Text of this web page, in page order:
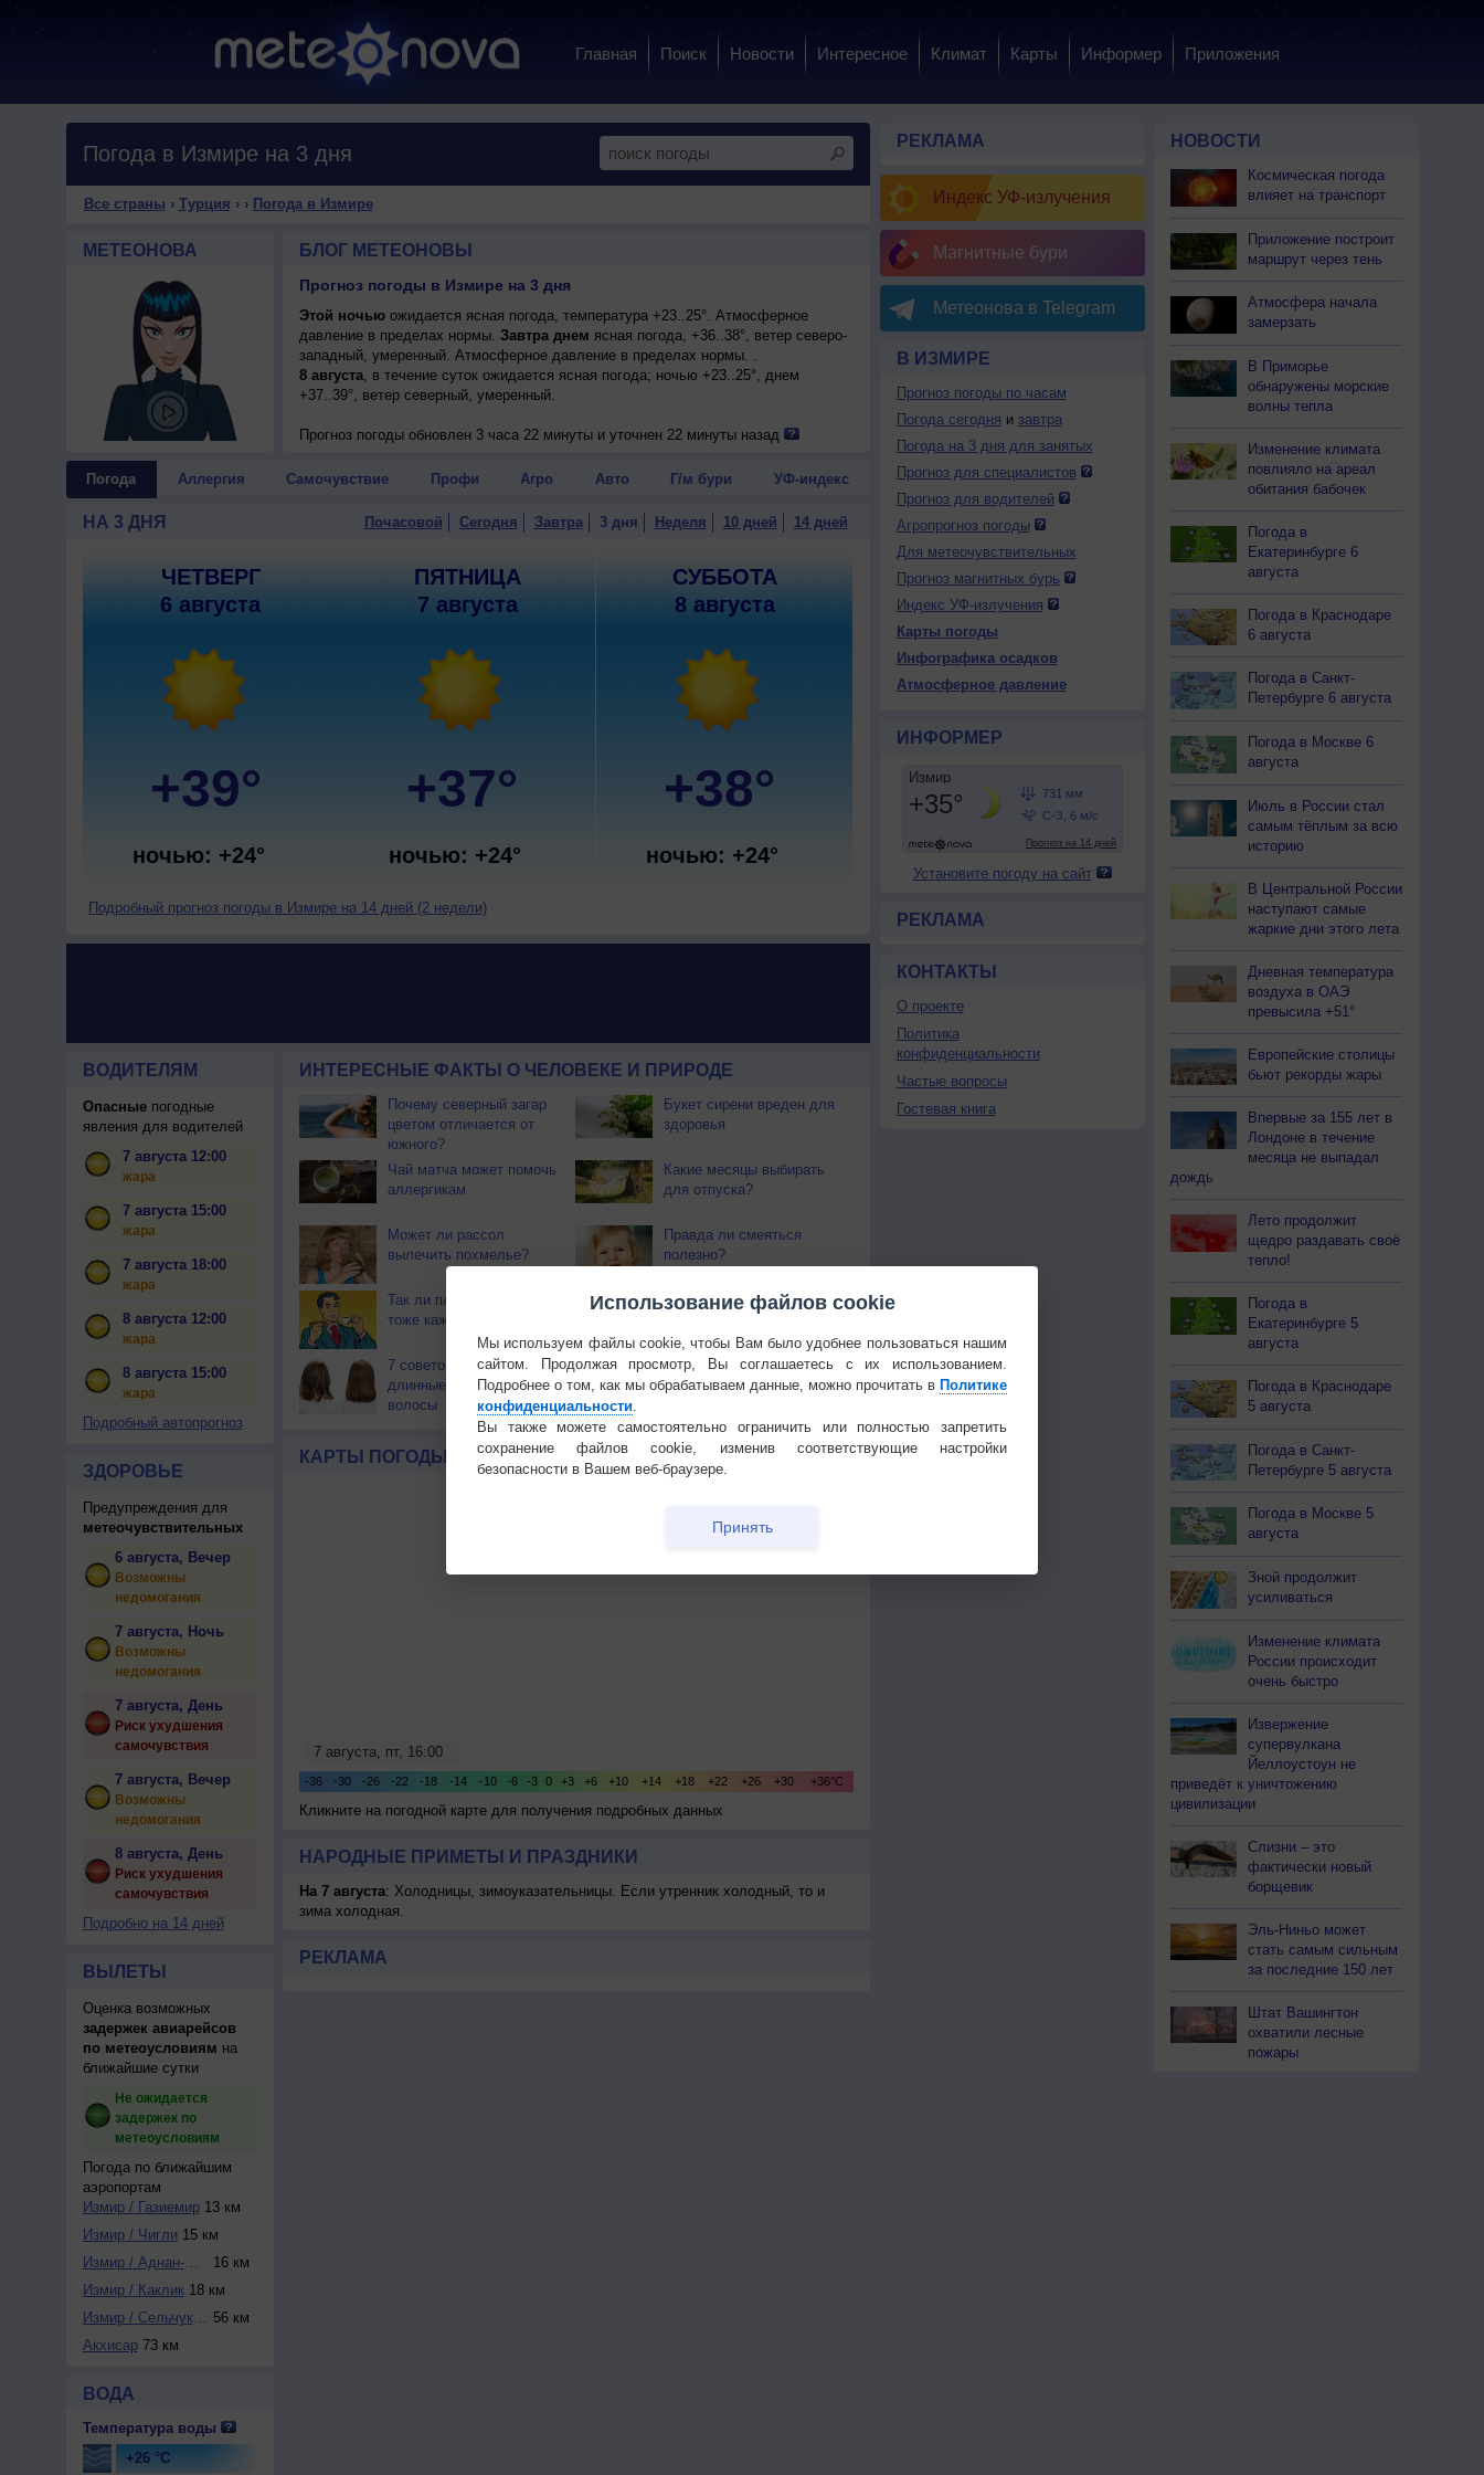
Главная Поиск Новости Интересное Климат Карты Информер Приложения
Погода в Измире на 3 дня
Все страны › Турция › › Погода в Измире
МЕТЕОНОВА БЛОГ МЕТЕОНОВЫ
Прогноз погоды в Измире на 3 дня
Этой ночьюожидается ясная погода, температура +23..25°. Атмосферное
давление в пределах нормы. Завтра днем ясная погода, +36..38°, ветер северо-
западный, умеренный. Атмосферное давление в пределах нормы. .
8 августа, в течение суток ожидается ясная погода; ночью +23..25°, днем
+37..39°, ветер северный, умеренный.
Прогноз погоды обновлен 3 часа 22 минуты и уточнен 22 минуты назад
Погода Аллергия Самочувствие Профи Агро Авто Г/м бури УФ-индекс
НА 3 ДНЯ Почасовой Сегодня Завтра 3 дня Неделя 10 дней 14 дней
ЧЕТВЕРГ
6 августа
+39°
ночью: +24°
ПЯТНИЦА
7 августа
+37°
ночью: +24°
СУББОТА
8 августа
+38°
ночью: +24°
Подробный прогноз погоды в Измире на 14 дней (2 недели)
ВОДИТЕЛЯМ
Опасныепогодные
явления для водителей
7 августа 12:00
жара
7 августа 15:00
жара
7 августа 18:00
жара
8 августа 12:00
жара
8 августа 15:00
жара
Подробный автопрогноз
ЗДОРОВЬЕ
Предупреждения для
метеочувствительных
6 августа, Вечер
Возможны
недомогания
7 августа, Ночь
Возможны
недомогания
7 августа, День
Риск ухудшения
самочувствия
7 августа, Вечер
Возможны
недомогания
8 августа, День
Риск ухудшения
самочувствия
Подробно на 14 дней
ВЫЛЕТЫ
Оценка возможных
задержек авиарейсов
по метеоусловиям на
ближайшие сутки
Не ожидается
задержек по
метеоусловиям
Погода по ближайшим
аэропортам
Измир / Газиемир13 км
Измир / Чигли 15 км
Измир / Аднан-Мен...
16 км
Измир / Каклик18 км
Измир / Сельчук-Э... 56 км
Акхисар73 км
ВОДА
Температура воды
+26 °C
ИНТЕРЕСНЫЕ ФАКТЫ О ЧЕЛОВЕКЕ И ПРИРОДЕ
Почему северный загар
цветом отличается от
южного?
Букет сирени вреден для
здоровья
Чай матча может помочь
аллергикам
Какие месяцы выбирать
для отпуска?
Может ли рассол
вылечить похмелье?
Правда ли смеяться
полезно?
Так ли плохо есть одно и
тоже каждый день?
Чем лечить
7 советов как отрастить
длинные и блестящие
волосы
Действительно ли
компьютер может
КАРТЫ ПОГОДЫ Температура Облачность Осадки
Кликните на погодной карте для получения подробных данных
НАРОДНЫЕ ПРИМЕТЫ И ПРАЗДНИКИ
На 7 августа: Холодницы, зимоуказательницы. Если утренник холодный, то и
зима холодная.
РЕКЛАМА
РЕКЛАМА
Индекс УФ-излучения
Магнитные бури
Метеонова в Telegram
В ИЗМИРЕ
Прогноз погоды по часам
Погода сегодня и завтра
Погода на 3 дня для занятых
Прогноз для специалистов
Прогноз для водителей
Агропрогноз погоды
Для метеочувствительных
Прогноз магнитных бурь
Индекс УФ-излучения
Карты погоды
Инфографика осадков
Атмосферное давление
ИНФОРМЕР
Установите погоду на сайт
РЕКЛАМА
КОНТАКТЫ
О проекте
Политика
конфиденциальности
Частые вопросы
Гостевая книга
НОВОСТИ
Космическая погода
влияет на транспорт
Приложение построит
маршрут через тень
Атмосфера начала
замерзать
В Приморье
обнаружены морские
волны тепла
Изменение климата
повлияло на ареал
обитания бабочек
Погода в
Екатеринбурге 6
августа
Погода в Краснодаре
6 августа
Погода в Санкт-
Петербурге 6 августа
Погода в Москве 6
августа
Июль в России стал
самым тёплым за всю
историю
В Центральной России
наступают самые
жаркие дни этого лета
Дневная температура
воздуха в ОАЭ
превысила +51°
Европейские столицы
бьют рекорды жары
Впервые за 155 лет в
Лондоне в течение
месяца не выпадал
дождь
Лето продолжит
щедро раздавать своё
тепло!
Погода в
Екатеринбурге 5
августа
Погода в Краснодаре
5 августа
Погода в Санкт-
Петербурге 5 августа
Погода в Москве 5
августа
Зной продолжит
усиливаться
Изменение климата
России происходит
очень быстро
Извержение
супервулкана
Йеллоустоун не
приведёт к уничтожению
цивилизации
Слизни – это
фактически новый
борщевик
Эль-Ниньо может
стать самым сильным
за последние 150 лет
Штат Вашингтон
охватили лесные
пожары
Использование файлов cookie
Мы используем файлы cookie, чтобы Вам было удобнее пользоваться нашим
сайтом. Продолжая просмотр, Вы соглашаетесь с их использованием.
Подробнее о том, как мы обрабатываем данные, можно прочитать в Политике
конфиденциальности.
Вы также можете самостоятельно ограничить или полностью запретить
сохранение файлов cookie, изменив соответствующие настройки
безопасности в Вашем веб-браузере.
Принять